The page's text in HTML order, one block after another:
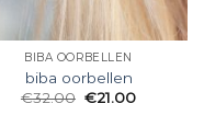
BIBA OORBELLEN
biba oorbellen
€32.00 €21.00